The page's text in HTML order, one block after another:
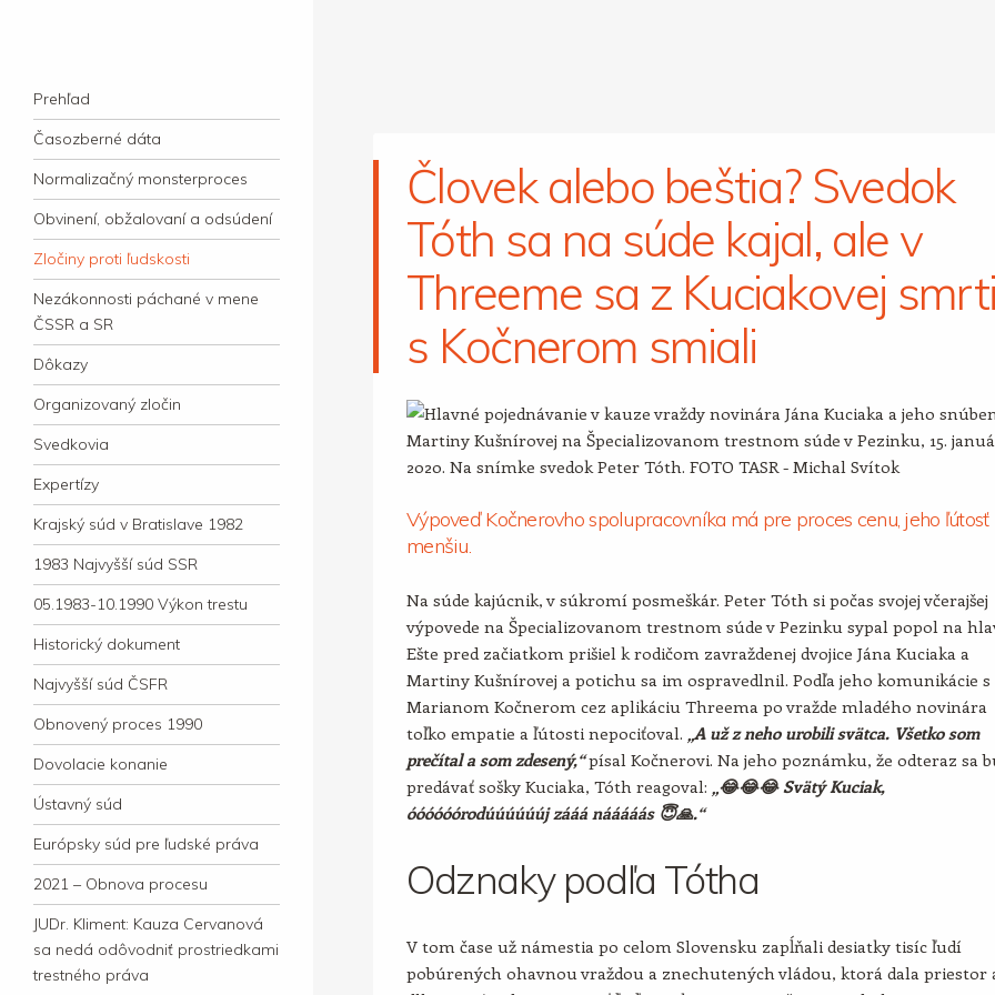
súdny proces v dejnách slovenskej justície
Navigation
Skip to content
Prehľad
Časozberné dáta
Normalizačný monsterproces
Obvinení, obžalovaní a odsúdení
Zločiny proti ľudskosti
Nezákonnosti páchané v mene
ČSSR a SR
Dôkazy
Organizovaný zločin
Svedkovia
Expertízy
Krajský súd v Bratislave 1982
1983 Najvyšší súd SSR
05.1983-10.1990 Výkon trestu
Historický dokument
Najvyšší súd ČSFR
Obnovený proces 1990
Dovolacie konanie
Ústavný súd
Európsky súd pre ľudské práva
2021 – Obnova procesu
JUDr. Kliment: Kauza Cervanová
sa nedá odôvodniť prostriedkami
trestného práva
Človek alebo beštia? Svedok
Tóth sa na súde kajal, ale v
Threeme sa z Kuciakovej
s Kočnerom smiali
Výpoveď Kočnerovho spolupracovníka má pre proces cenu, jeho ľútosť
menšiu.
Na súde kajúcnik, v súkromí posmeškár. Peter Tóth si počas svojej včerajšej
výpovede na Špecializovanom trestnom súde v Pezinku sypal popol na
Ešte pred začiatkom prišiel k rodičom zavraždenej dvojice Jána Kuciaka a
Martiny Kušnírovej a potichu sa im ospravedlnil. Podľa jeho komunikácie s
Marianom Kočnerom cez aplikáciu Threema po vražde mladého novinára
toľko empatie a ľútosti nepociťoval. „A už z neho urobili svätca. Všetko som
prečítal a som zdesený,“písal Kočnerovi. Na jeho poznámku, že odteraz sa
predávať sošky Kuciaka, Tóth reagoval: „😂😂😂 Svätý Kuciak,
óóóóóórodúúúúúúj zááá nááááás 😇🙏.“
Odznaky podľa Tótha
V tom čase už námestia po celom Slovensku zapĺňali desiatky tisíc ľudí
pobúrených ohavnou vraždou a znechutených vládou, ktorá dala priestor